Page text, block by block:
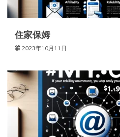
住家保姆
2023年10月11日